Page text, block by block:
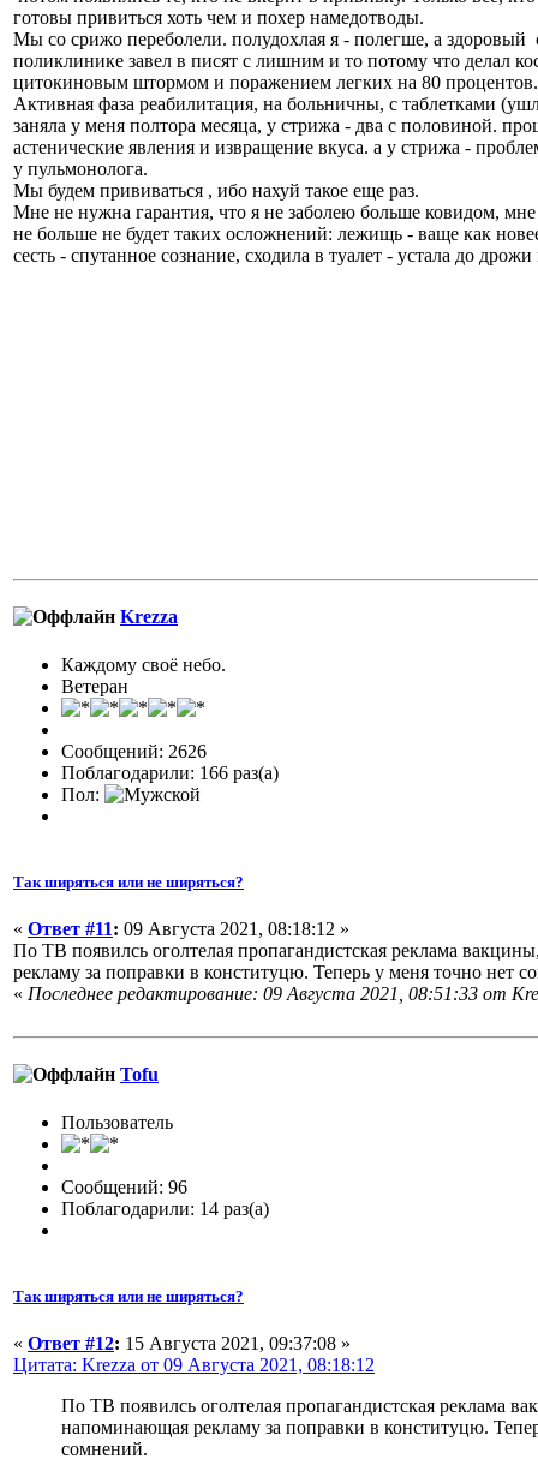
готовы привиться хоть чем и похер намедотводы.
Мы со срижо переболели. полудохлая я - полегше, а здоровый
поликлинике завел в писят с лишним и то потому что делал
цитокиновым штормом и поражением легких на 80 процентов.
Активная фаза реабилитация, на больничны, с таблетками
заняла у меня полтора месяца, у стрижа - два с половиной.
астенические явления и извращение вкуса. а у стрижа -
у пульмонолога.
Мы будем прививаться , ибо нахуй такое еще раз.
Мне не нужна гарантия, что я не заболею больше ковидом, мне
не больше не будет таких осложнений: лежищь - ваще как
сесть - спутанное сознание, сходила в туалет - устала до
Krezza
Каждому своё небо.
Ветеран
Сообщений: 2626
Поблагодарили: 166 раз(а)
Пол:
Так ширяться или не ширяться?
« Ответ #11: 09 Августа 2021, 08:18:12 »
По ТВ появилсь оголтелая пропагандистская реклама
рекламу за поправки в конституцю. Теперь у меня точно нет
« Последнее редактирование: 09 Августа 2021, 08:51:33 от
Tofu
Пользователь
Сообщений: 96
Поблагодарили: 14 раз(а)
Так ширяться или не ширяться?
« Ответ #12: 15 Августа 2021, 09:37:08 »
Цитата: Krezza от 09 Августа 2021, 08:18:12
По ТВ появилсь оголтелая пропагандистская реклама
напоминающая рекламу за поправки в конституцю.
сомнений.